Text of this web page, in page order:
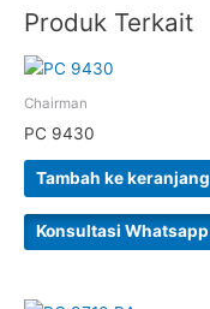
Produk Terkait
Chairman
PC 9430
Tambah ke keranjang
Konsultasi Whatsapp